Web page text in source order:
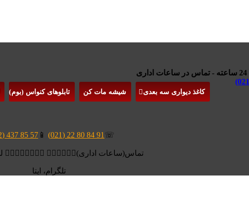
کاغذ دیواری سه بعدی شیشه مات کن تابلوهای کنواس (بوم)
☏
91 84 80 22 (021)
📱
57 85 437 (0902)
تماس(ساعات اداری)👆🏻👆🏻👆🏻
تلگرام، ایتا